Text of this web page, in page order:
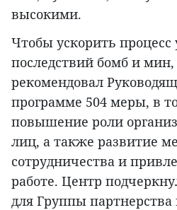
высокими.
Чтобы ускорить процесс
последствий бомб и мин,
рекомендовал
программе 504 меры, в
повышение роли
лиц, а также развитие
сотрудничества и
работе. Центр
для Группы партнерства